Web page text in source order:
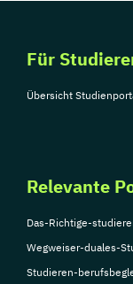
Für
Übersicht
Relevante
Das-Richtige-
Wegweiser-duales-
Studieren-